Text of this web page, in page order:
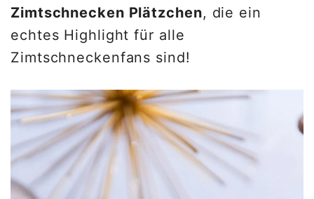
Zimtschnecken Plätzchen, die ein
echtes Highlight für alle
Zimtschneckenfans sind!